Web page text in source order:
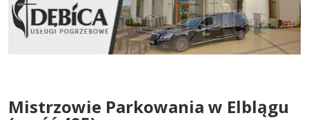
Mistrzowie Parkowania w Elblągu